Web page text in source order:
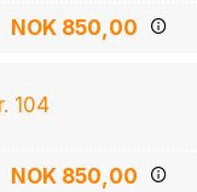
NOK 850,00
104
NOK 850,00